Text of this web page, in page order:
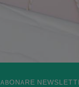
ABONARE